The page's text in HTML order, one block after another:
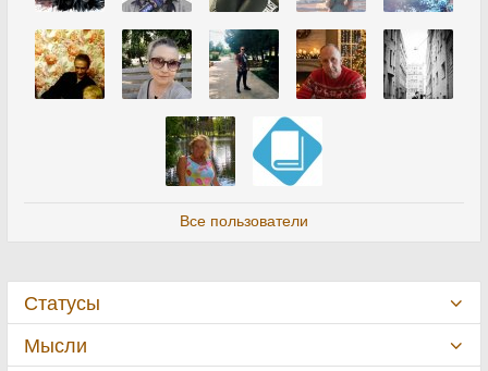
Все пользователи
Статусы
Мысли